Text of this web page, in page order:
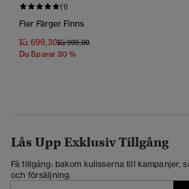
(1)
Fler Färger Finns
Kr 699,30Pris Reducerat Från
Kr 999,00Till
Du Sparar 30 %
Lås Upp Exklusiv Tillgång
Få tillgång: bakom kulisserna till kampanjer,
och försäljning.